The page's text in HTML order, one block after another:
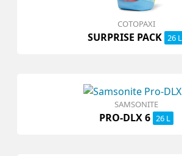
COTOPAXI
SURPRISE PACK 26 L
SAMSONITE
PRO-DLX 6 26 L